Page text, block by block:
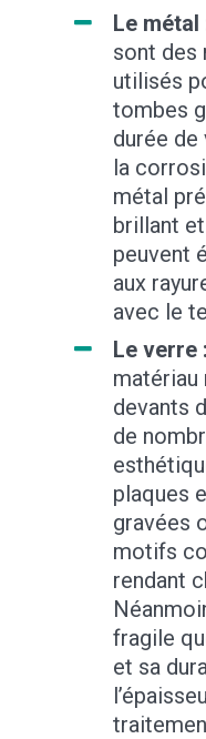
Le métal
sont des
utilisés
tombes
durée
la
métal
brillant
peuvent
aux
avec le
Le verre :
matériau
devants
de
plaques
gravées
motifs
rendant
fragile
et sa